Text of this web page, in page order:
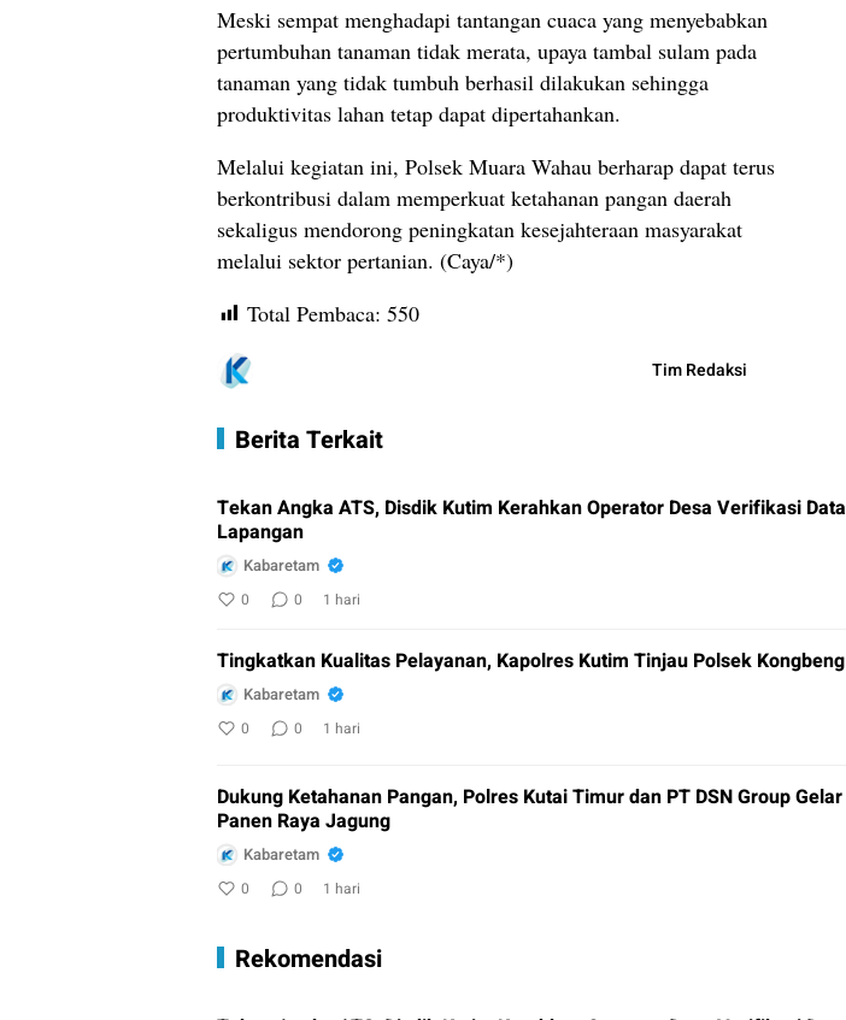
Meski sempat menghadapi tantangan cuaca yang menyebabkan
pertumbuhan tanaman tidak merata, upaya tambal sulam pada
tanaman yang tidak tumbuh berhasil dilakukan sehingga
produktivitas lahan tetap dapat dipertahankan.
Melalui kegiatan ini, Polsek Muara Wahau berharap dapat terus
berkontribusi dalam memperkuat ketahanan pangan daerah
sekaligus mendorong peningkatan kesejahteraan masyarakat
melalui sektor pertanian. (Caya/*)
Total Pembaca: 550
Tim Redaksi
Berita Terkait
Tekan Angka ATS, Disdik Kutim Kerahkan Operator Desa Verifikasi Data
Lapangan
Kabaretam
0 0 1 hari
Tingkatkan Kualitas Pelayanan, Kapolres Kutim Tinjau Polsek Kongbeng
Kabaretam
0 0 1 hari
Dukung Ketahanan Pangan, Polres Kutai Timur dan PT DSN Group Gelar
Panen Raya Jagung
Kabaretam
0 0 1 hari
Rekomendasi